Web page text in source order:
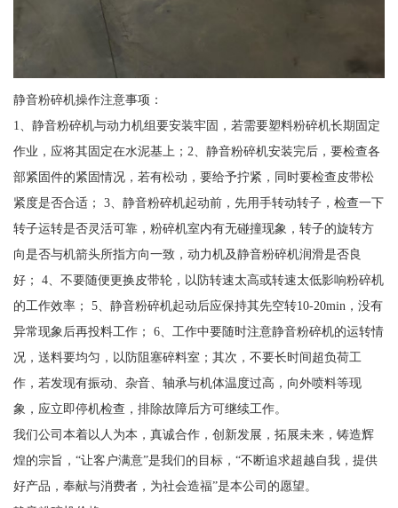
静音粉碎机操作注意事项：
1、静音粉碎机与动力机组要安装牢固，若需要塑料粉碎机长期固定
作业，应将其固定在水泥基上；2、静音粉碎机安装完后，要检查各
部紧固件的紧固情况，若有松动，要给予拧紧，同时要检查皮带松
紧度是否合适； 3、静音粉碎机起动前，先用手转动转子，检查一下
转子运转是否灵活可靠，粉碎机室内有无碰撞现象，转子的旋转方
向是否与机箭头所指方向一致，动力机及静音粉碎机润滑是否良
好； 4、不要随便更换皮带轮，以防转速太高或转速太低影响粉碎机
的工作效率； 5、静音粉碎机起动后应保持其先空转10-20min，没有
异常现象后再投料工作； 6、工作中要随时注意静音粉碎机的运转情
况，送料要均匀，以防阻塞碎料室；其次，不要长时间超负荷工
作，若发现有振动、杂音、轴承与机体温度过高，向外喷料等现
象，应立即停机检查，排除故障后方可继续工作。
我们公司本着以人为本，真诚合作，创新发展，拓展未来，铸造辉
煌的宗旨，“让客户满意”是我们的目标，“不断追求超越自我，提供
好产品，奉献与消费者，为社会造福”是本公司的愿望。